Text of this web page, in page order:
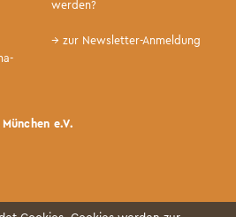
werden?
→ zur Newsletter-Anmeldung
e.V.